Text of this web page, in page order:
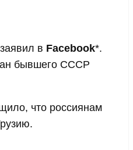
заявил в Facebook*.
бывшего СССР
что россиянам